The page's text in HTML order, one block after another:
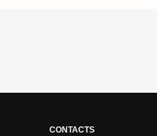
CONTACTS